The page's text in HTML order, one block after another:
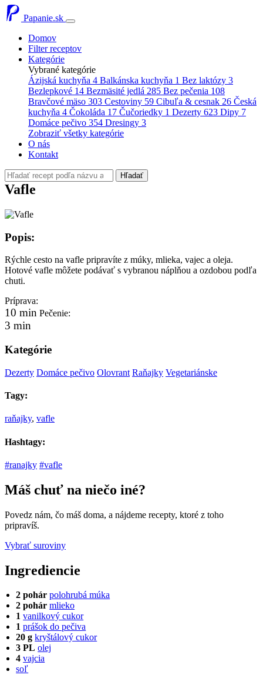
Papanie.sk
Domov
Filter receptov
Kategórie
Vybrané kategórie
Ázijská kuchyňa 4 Balkánska kuchyňa 1 Bez laktózy 3
Bezlepkové 14 Bezmäsité jedlá 285 Bez pečenia 108
Bravčové mäso 303 Cestoviny 59 Cibuľa & cesnak 26 Česká
kuchyňa 4 Čokoláda 17 Čučoriedky 1 Dezerty 623 Dipy 7
Domáce pečivo 354 Dresingy 3
Zobraziť všetky kategórie
O nás
Kontakt
Hľadať
Vafle
Popis:
Rýchle cesto na vafle pripravíte z múky, mlieka, vajec a oleja.
Hotové vafle môžete podávať s vybranou náplňou a ozdobou podľa
chuti.
Príprava:
10 min Pečenie:
3 min
Kategórie
Dezerty Domáce pečivo Olovrant Raňajky Vegetariánske
Tagy:
raňajky, vafle
Hashtagy:
#ranajky #vafle
Máš chuť na niečo iné?
Povedz nám, čo máš doma, a nájdeme recepty, ktoré z toho
pripravíš.
Vybrať suroviny
Ingrediencie
2 pohár polohrubá múka
2 pohár mlieko
1 vanilkový cukor
1 prášok do pečiva
20 g kryštálový cukor
3 PL olej
4 vajcia
soľ